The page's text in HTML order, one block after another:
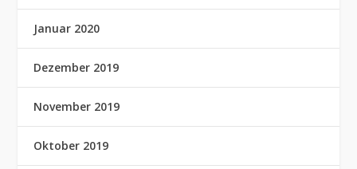
Januar 2020
Dezember 2019
November 2019
Oktober 2019